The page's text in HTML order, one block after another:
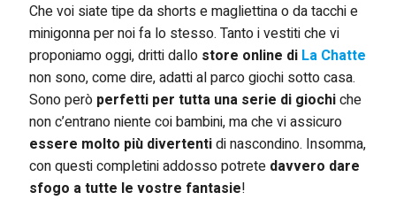
Che voi siate tipe da shorts e magliettina o da tacchi e
minigonna per noi fa lo stesso. Tanto i vestiti che vi
proponiamo oggi, dritti dallo store online di La Chatte
non sono, come dire, adatti al parco giochi sotto casa.
Sono però perfetti per tutta una serie di giochiche
non c’entrano niente coi bambini, ma che vi assicuro
essere molto più divertentidi nascondino. Insomma,
con questi completini addosso potrete davvero dare
sfogo a tutte le vostre fantasie!